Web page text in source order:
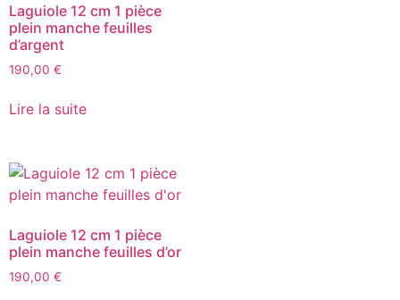
Laguiole 12 cm 1 pièce
plein manche feuilles
d’argent
190,00 €
Lire la suite
Laguiole 12 cm 1 pièce
plein manche feuilles d’or
190,00 €